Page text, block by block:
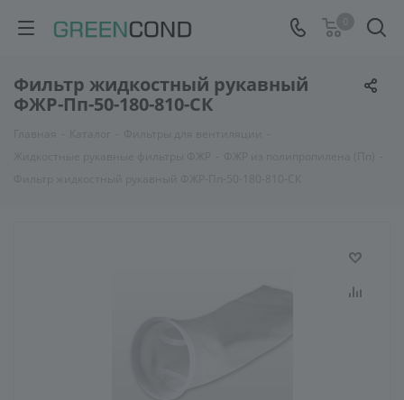
Фильтр жидкостный рукавный
ФЖР-Пп-50-180-810-СК